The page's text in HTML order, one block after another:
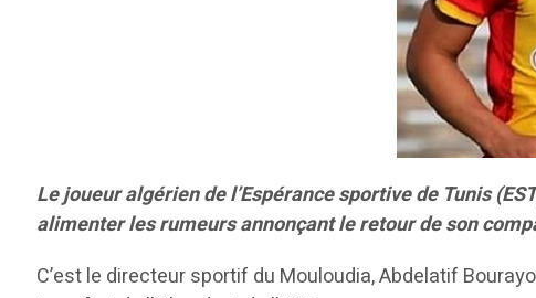
Le joueur algérien de l’Espérance sportive de Tunis
alimenter les rumeurs annonçant le retour de son
C’est le directeur sportif du Mouloudia, Abdelatif